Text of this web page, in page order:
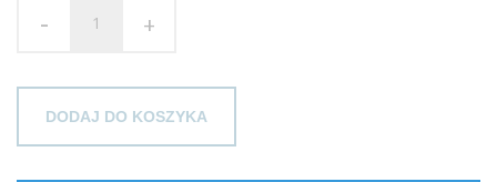
- +
DODAJ DO KOSZYKA